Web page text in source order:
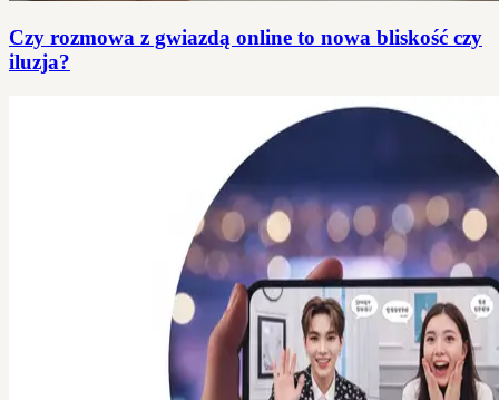
Czy rozmowa z gwiazdą online to nowa bliskość czy
iluzja?